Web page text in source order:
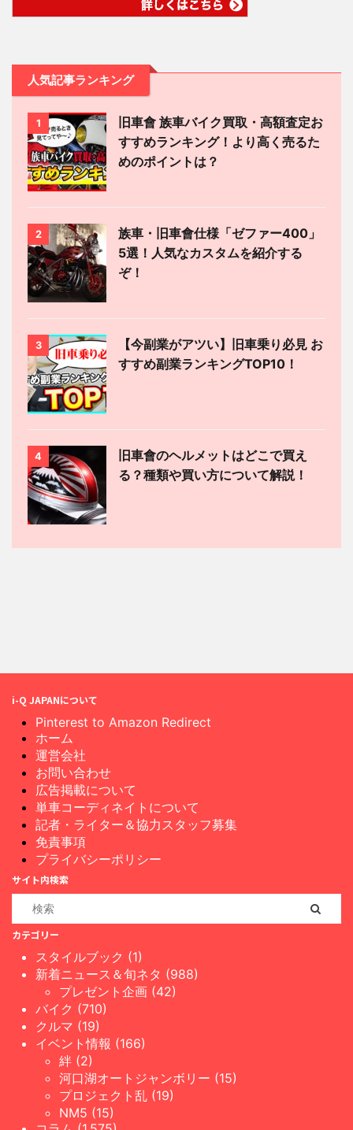
人気記事ランキング
1
旧車會 族車バイク買取・高額査定お
すすめランキング！より高く売るた
めのポイントは？
2
族車・旧車會仕様「ゼファー400」
5選！人気なカスタムを紹介する
ぞ！
3
【今副業がアツい】旧車乗り必見 お
すすめ副業ランキングTOP10！
4
旧車會のヘルメットはどこで買え
る？種類や買い方について解説！
i-Q JAPANについて
Pinterest to Amazon Redirect
ホーム
運営会社
お問い合わせ
広告掲載について
単車コーディネイトについて
記者・ライター＆協力スタッフ募集
免責事項
プライバシーポリシー
サイト内検索
カテゴリー
スタイルブック (1)
新着ニュース＆旬ネタ (988)
プレゼント企画 (42)
バイク (710)
クルマ (19)
イベント情報 (166)
絆 (2)
河口湖オートジャンボリー (15)
プロジェクト乱 (19)
NM5 (15)